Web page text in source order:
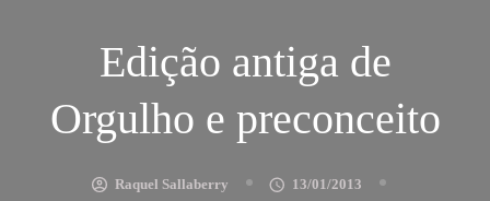
Edição antiga de
Orgulho e preconceito
Raquel Sallaberry
13/01/2013